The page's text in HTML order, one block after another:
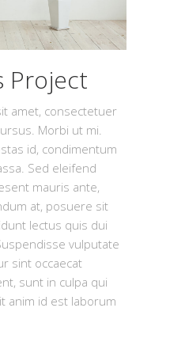
Project
amet, consectetuer
Morbi ut mi.
id, condimentum
Sed eleifend
mauris ante,
at, posuere sit
lectus quis dui
vulputate
sint occaecat
sunt in culpa qui
anim id est laborum